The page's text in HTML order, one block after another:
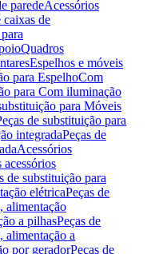
paredeAcessórios
caixas de
Quadros
Espelhos e móveis
para EspelhoCom
para Com iluminação
para Móveis
de substituição para
integradaPeças de
Acessórios
acessórios
de substituição para
elétricaPeças de
alimentação
a pilhasPeças de
alimentação a
por geradorPeças de